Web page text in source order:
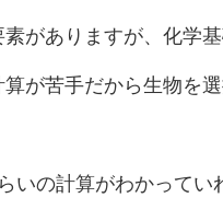
がありますが、化学
が苦手だから生物を
いの計算がわかってい